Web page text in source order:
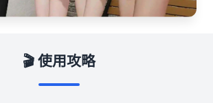
🎬 使用攻略